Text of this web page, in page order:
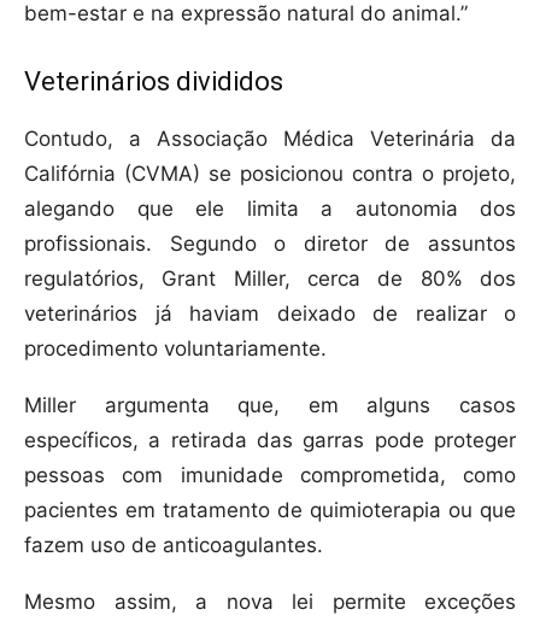
bem-estar e na expressão natural do animal.”
Veterinários divididos
Contudo, a Associação Médica Veterinária da
Califórnia (CVMA) se posicionou contra o projeto,
alegando que ele limita a autonomia dos
profissionais. Segundo o diretor de assuntos
regulatórios, Grant Miller, cerca de 80% dos
veterinários já haviam deixado de realizar o
procedimento voluntariamente.
Miller argumenta que, em alguns casos
específicos, a retirada das garras pode proteger
pessoas com imunidade comprometida, como
pacientes em tratamento de quimioterapia ou que
fazem uso de anticoagulantes.
Mesmo assim, a nova lei permite exceções